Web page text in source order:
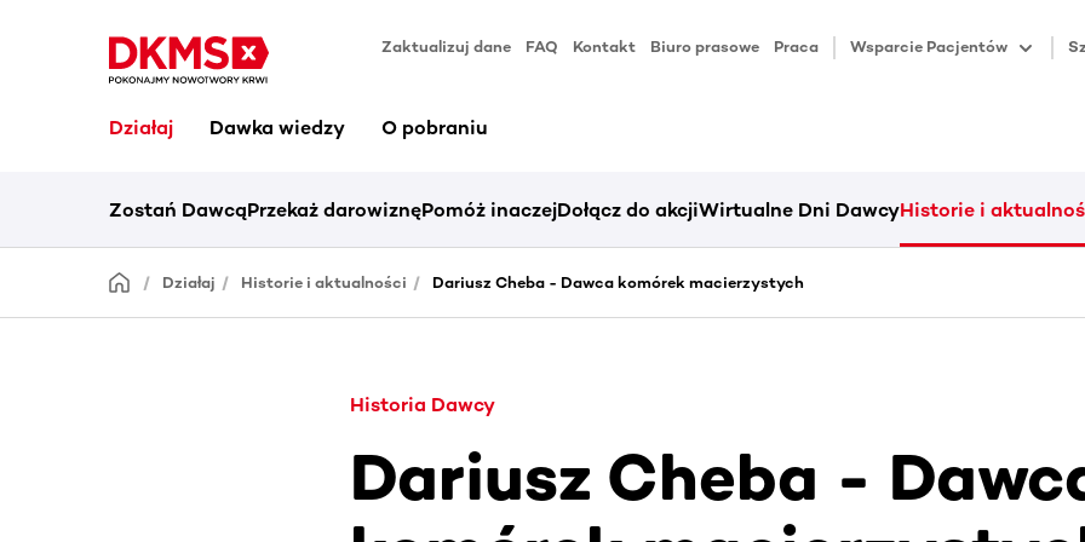
Zaktualizuj dane FAQ Kontakt Biuro prasowe Praca Wsparcie Pacjentów
Działaj Dawka wiedzy O pobraniu
Zostań DawcąPrzekaż darowiznęPomóż inaczejDołącz do akcjiWirtualne Dni DawcyHistorie i
Działaj Historie i aktualności Dariusz Cheba - Dawca komórek macierzystych
Historia Dawcy
Dariusz Cheba -